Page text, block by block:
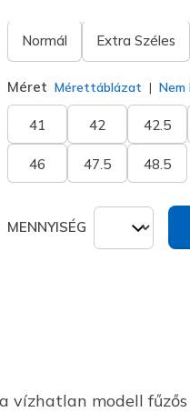
Normál Extra Széles
Méret Mérettáblázat
41 42 42.5
46 47.5 48.5
MENNYISÉG
modell